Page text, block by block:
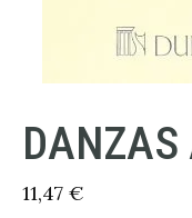
DANZAS
11,47 €